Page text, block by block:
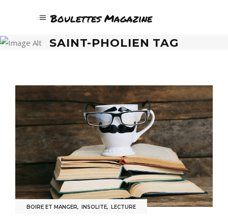
Boulettes Magazine
SAINT-PHOLIEN TAG
BOIRE ET MANGER, INSOLITE, LECTURE